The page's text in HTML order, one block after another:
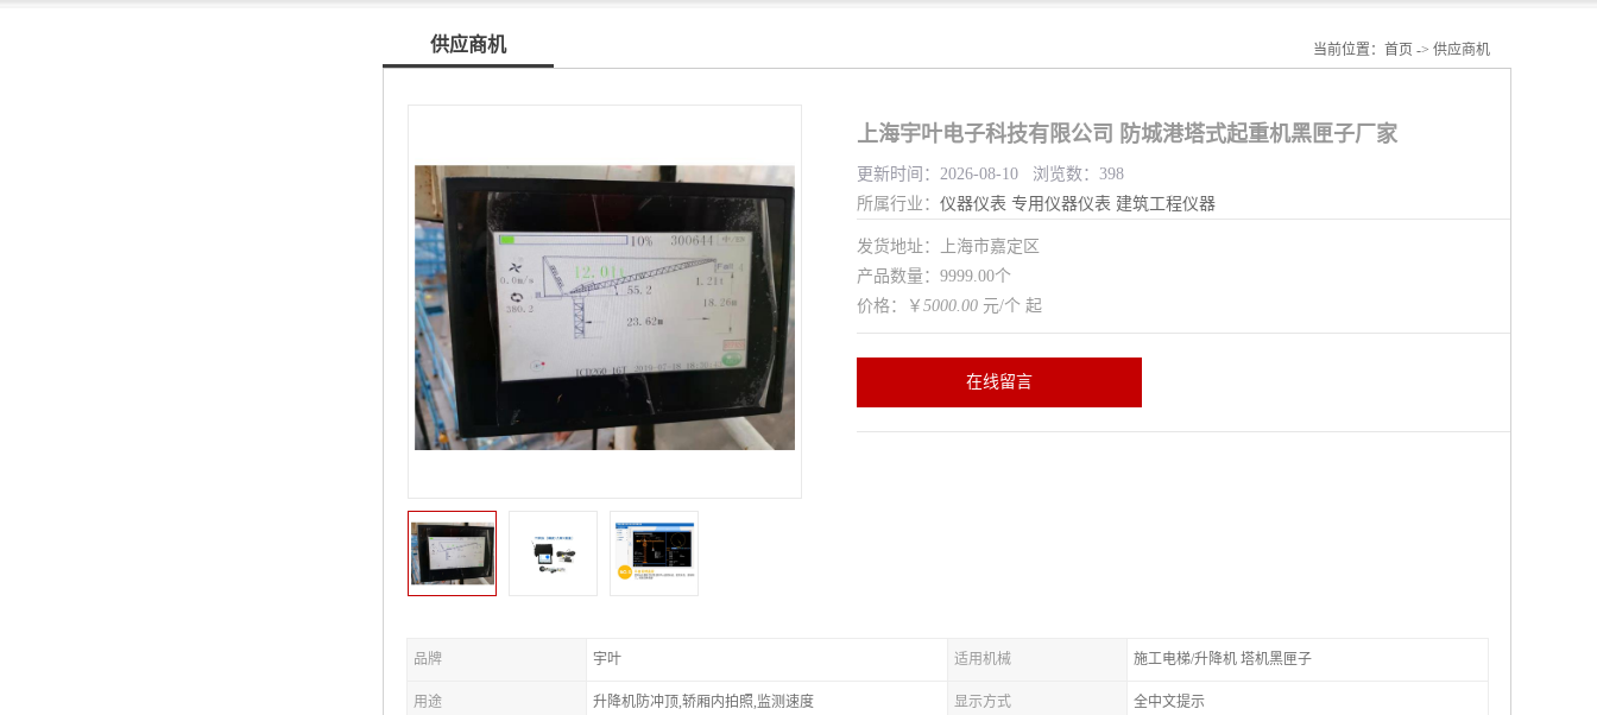
供应商机 当前位置： 首页 -> 供应商机
上海宇叶电子科技有限公司 防城港塔式起重机黑匣子厂家
更新时间：2026-08-10 浏览数：398
所属行业： 仪器仪表 专用仪器仪表 建筑工程仪器
发货地址：上海市嘉定区
产品数量：9999.00个
价格：￥ 5000.00 元/个 起
在线留言
品牌 宇叶 适用机械 施工电梯/升降机 塔机黑匣子
用途 升降机防冲顶,轿厢内拍照,监测速度 显示方式 全中文提示